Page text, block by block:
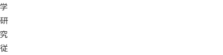
学
研
究
従